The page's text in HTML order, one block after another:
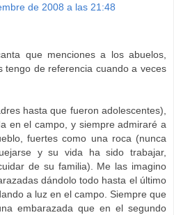
de 2008 a las 21:48
que menciones a los abuelos,
tengo de referencia cuando a veces
hasta que fueron adolescentes),
en el campo, y siempre admiraré a
fuertes como una roca (nunca
y su vida ha sido trabajar,
de su familia). Me las imagino
dándolo todo hasta el último
a luz en el campo. Siempre que
embarazada que en el segundo